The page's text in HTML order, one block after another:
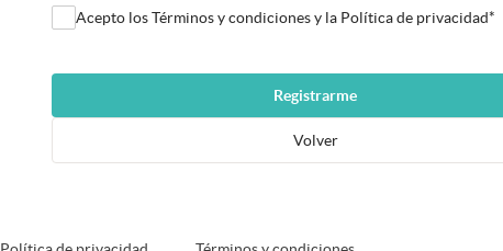
Acepto los Términos y condiciones y la Política de privacidad*
Registrarme
Volver